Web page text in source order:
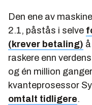
Den ene av
2.1, påstås i selve
(krever betaling)
raskere enn
og én million
kvanteprosessor
omtalt tidligere.